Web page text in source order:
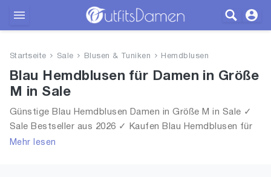
Bekleidung
Schuhe
Startseite Sale Blusen & Tuniken Hemdblusen
Blau Hemdblusen für Damen in Größe
M in Sale
Günstige Blau Hemdblusen Damen in Größe M in Sale ✓
Sale Bestseller aus 2026 ✓ Kaufen Blau Hemdblusen für
Frauen in Größe M in Sale!
Mehr lesen